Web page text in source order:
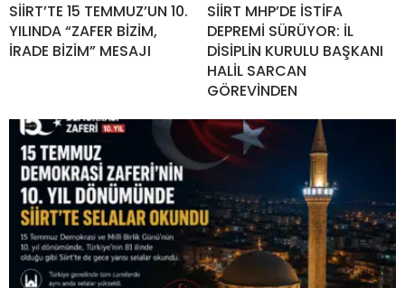
SİİRT’TE 15 TEMMUZ’UN 10.
YILINDA “ZAFER BİZİM,
İRADE BİZİM” MESAJI
SİİRT MHP’DE İSTİFA
DEPREMİ SÜRÜYOR: İL
DİSİPLİN KURULU BAŞKANI
HALİL SARCAN
GÖREVİNDEN